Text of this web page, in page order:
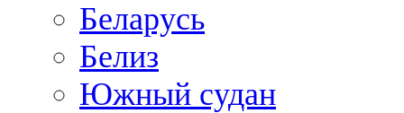
Беларусь
Белиз
Южный судан